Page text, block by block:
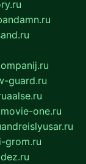
guard.ru
aalse.ru
movie-one.ru
andreislyusar.ru
grom.ru